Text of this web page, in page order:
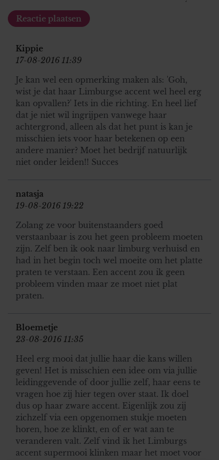
Kippie
17-08-2016 11:39
Je kan wel een opmerking maken als: 'Goh,
wist je dat haar Limburgse accent wel heel erg
kan opvallen?' Iets in die richting. En heel lief
dat je niet wil ingrijpen vanwege haar
achtergrond, alleen als dat het punt is kan je
misschien iets voor haar betekenen op een
andere manier? Moet het bedrijf natuurlijk
niet onder leiden!! Succes
natasja
19-08-2016 19:22
Zolang ze voor buitenstaanders goed
verstaanbaar is zou het geen probleem moeten
zijn. Zelf ben ik ook naar limburg verhuisd en
had in het begin toch wel moeite om het platte
praten te verstaan. Een accent zou ik geen
probleem vinden maar ze moet niet plat
praten.
Bloemetje
23-08-2016 11:35
Heel erg mooi dat jullie haar die kans willen
geven! Het is misschien een idee om via jullie
leidinggevende of door jullie zelf, haar eens te
vragen hoe zij hier tegen over staat. Ik doel
dus op haar zware accent. Eigenlijk zou zij
zichzelf via een opgenomen stukje moeten
horen, hoe ze klinkt, en of er wat aan te
veranderen valt. Zelf vind ik het Limburgs
accent supermooi klinken maar het moet voor